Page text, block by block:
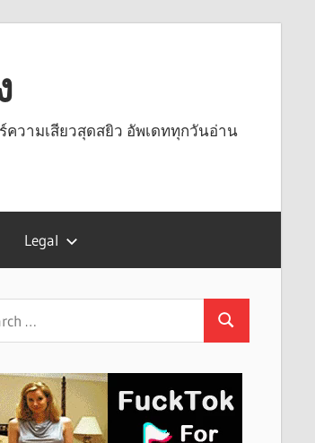
ความเสียวสุดสยิว อัพเดททุกวันอ่าน
Legal